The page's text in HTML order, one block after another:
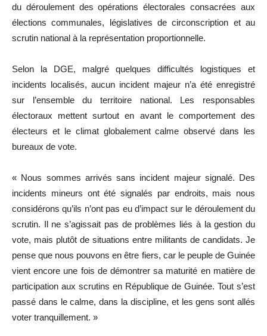
du déroulement des opérations électorales consacrées aux
élections communales, législatives de circonscription et au
scrutin national à la représentation proportionnelle.
Selon la DGE, malgré quelques difficultés logistiques et
incidents localisés, aucun incident majeur n’a été enregistré
sur l’ensemble du territoire national. Les responsables
électoraux mettent surtout en avant le comportement des
électeurs et le climat globalement calme observé dans les
bureaux de vote.
« Nous sommes arrivés sans incident majeur signalé. Des
incidents mineurs ont été signalés par endroits, mais nous
considérons qu’ils n’ont pas eu d’impact sur le déroulement du
scrutin. Il ne s’agissait pas de problèmes liés à la gestion du
vote, mais plutôt de situations entre militants de candidats. Je
pense que nous pouvons en être fiers, car le peuple de Guinée
vient encore une fois de démontrer sa maturité en matière de
participation aux scrutins en République de Guinée. Tout s’est
passé dans le calme, dans la discipline, et les gens sont allés
voter tranquillement. »